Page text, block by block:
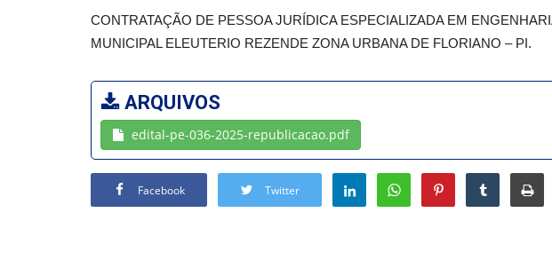
CONTRATAÇÃO DE PESSOA JURÍDICA ESPECIALIZADA EM
MUNICIPAL ELEUTERIO REZENDE ZONA URBANA DE FLORIANO – PI.
ARQUIVOS
edital-pe-036-2025-republicacao.pdf
Facebook Twitter